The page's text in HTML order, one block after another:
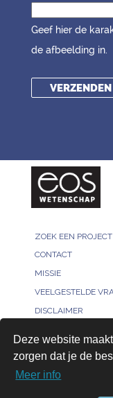
Deze website
zorgen dat je de
Meer info
Geef hier de
de afbeelding in.
ZOEK EEN PROJECT
CONTACT
MISSIE
VEELGESTELDE
DISCLAIMER